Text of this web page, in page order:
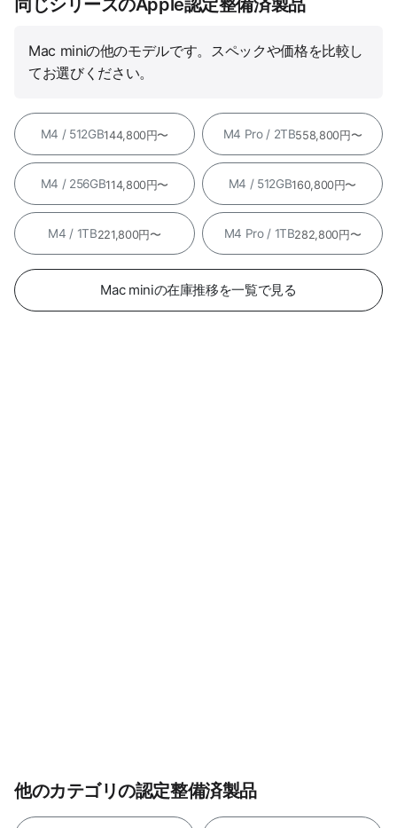
同じシリーズのApple認定整備済製品
Mac miniの他のモデルです。スペックや価格を比較し
てお選びください。
M4 / 512GB144,800円〜 M4 Pro / 2TB558,800円〜
M4 / 256GB114,800円〜 M4 / 512GB160,800円〜
M4 / 1TB221,800円〜 M4 Pro / 1TB282,800円〜
Mac miniの在庫推移を一覧で見る
他のカテゴリの認定整備済製品